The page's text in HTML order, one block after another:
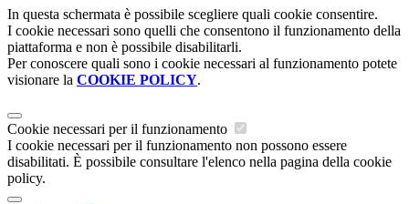
In questa schermata è possibile scegliere quali cookie consentire.
I cookie necessari sono quelli che consentono il funzionamento della
piattaforma e non è possibile disabilitarli.
Per conoscere quali sono i cookie necessari al funzionamento potete
visionare la COOKIE POLICY.
Cookie necessari per il funzionamento
I cookie necessari per il funzionamento non possono essere
disabilitati. È possibile consultare l'elenco nella pagina della cookie
policy.